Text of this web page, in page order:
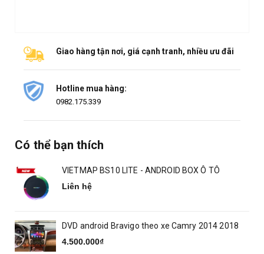
Giao hàng tận nơi, giá cạnh tranh, nhiều ưu đãi
Hotline mua hàng:
0982.175.339
Có thể bạn thích
VIETMAP BS10 LITE - ANDROID BOX Ô TÔ
Liên hệ
DVD android Bravigo theo xe Camry 2014 2018
4.500.000₫